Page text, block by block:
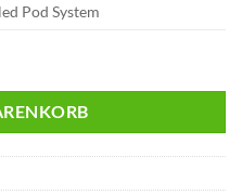
Pod System